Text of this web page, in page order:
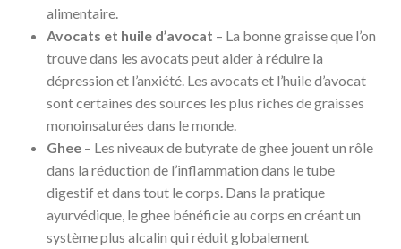
alimentaire.
Avocats et huile d’avocat – La bonne graisse que l’on
trouve dans les avocats peut aider à réduire la
dépression et l’anxiété. Les avocats et l’huile d’avocat
sont certaines des sources les plus riches de graisses
monoinsaturées dans le monde.
Ghee – Les niveaux de butyrate de ghee jouent un rôle
dans la réduction de l’inflammation dans le tube
digestif et dans tout le corps. Dans la pratique
ayurvédique, le ghee bénéficie au corps en créant un
système plus alcalin qui réduit globalement